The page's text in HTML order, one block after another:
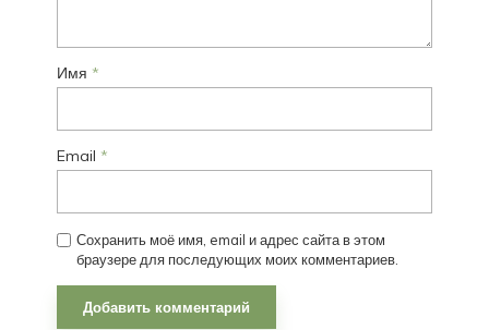
Имя *
Email *
Сохранить моё имя, email и адрес сайта в этом
браузере для последующих моих комментариев.